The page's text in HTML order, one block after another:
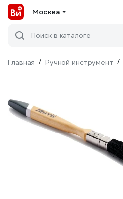
Москва
Поиск в каталоге
Главная / Ручной инструмент /